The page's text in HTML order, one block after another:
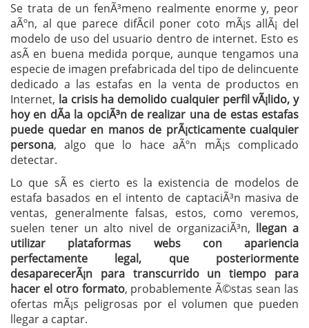
Se trata de un fenÃ³meno realmente enorme y, peor
aÃºn, al que parece difÃ­cil poner coto mÃ¡s allÃ¡ del
modelo de uso del usuario dentro de internet. Esto es
asÃ­ en buena medida porque, aunque tengamos una
especie de imagen prefabricada del tipo de delincuente
dedicado a las estafas en la venta de productos en
Internet, la crisis ha demolido cualquier perfil vÃ¡lido, y
hoy en dÃ­a la opciÃ³n de realizar una de estas estafas
puede quedar en manos de prÃ¡cticamente cualquier
persona, algo que lo hace aÃºn mÃ¡s complicado
detectar.
Lo que sÃ­ es cierto es la existencia de modelos de
estafa basados en el intento de captaciÃ³n masiva de
ventas, generalmente falsas, estos, como veremos,
suelen tener un alto nivel de organizaciÃ³n, llegan a
utilizar plataformas webs con apariencia
perfectamente legal, que posteriormente
desaparecerÃ¡n para transcurrido un tiempo para
hacer el otro formato, probablemente Ã©stas sean las
ofertas mÃ¡s peligrosas por el volumen que pueden
llegar a captar.